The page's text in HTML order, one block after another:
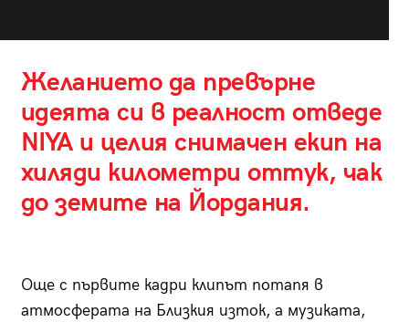
Желанието да превърне
идеята си в реалност отведе
NIYA и целия снимачен екип на
хиляди километри оттук, чак
до земите на Йордания.
Още с първите кадри клипът потапя в
атмосферата на Близкия изток, а музиката,